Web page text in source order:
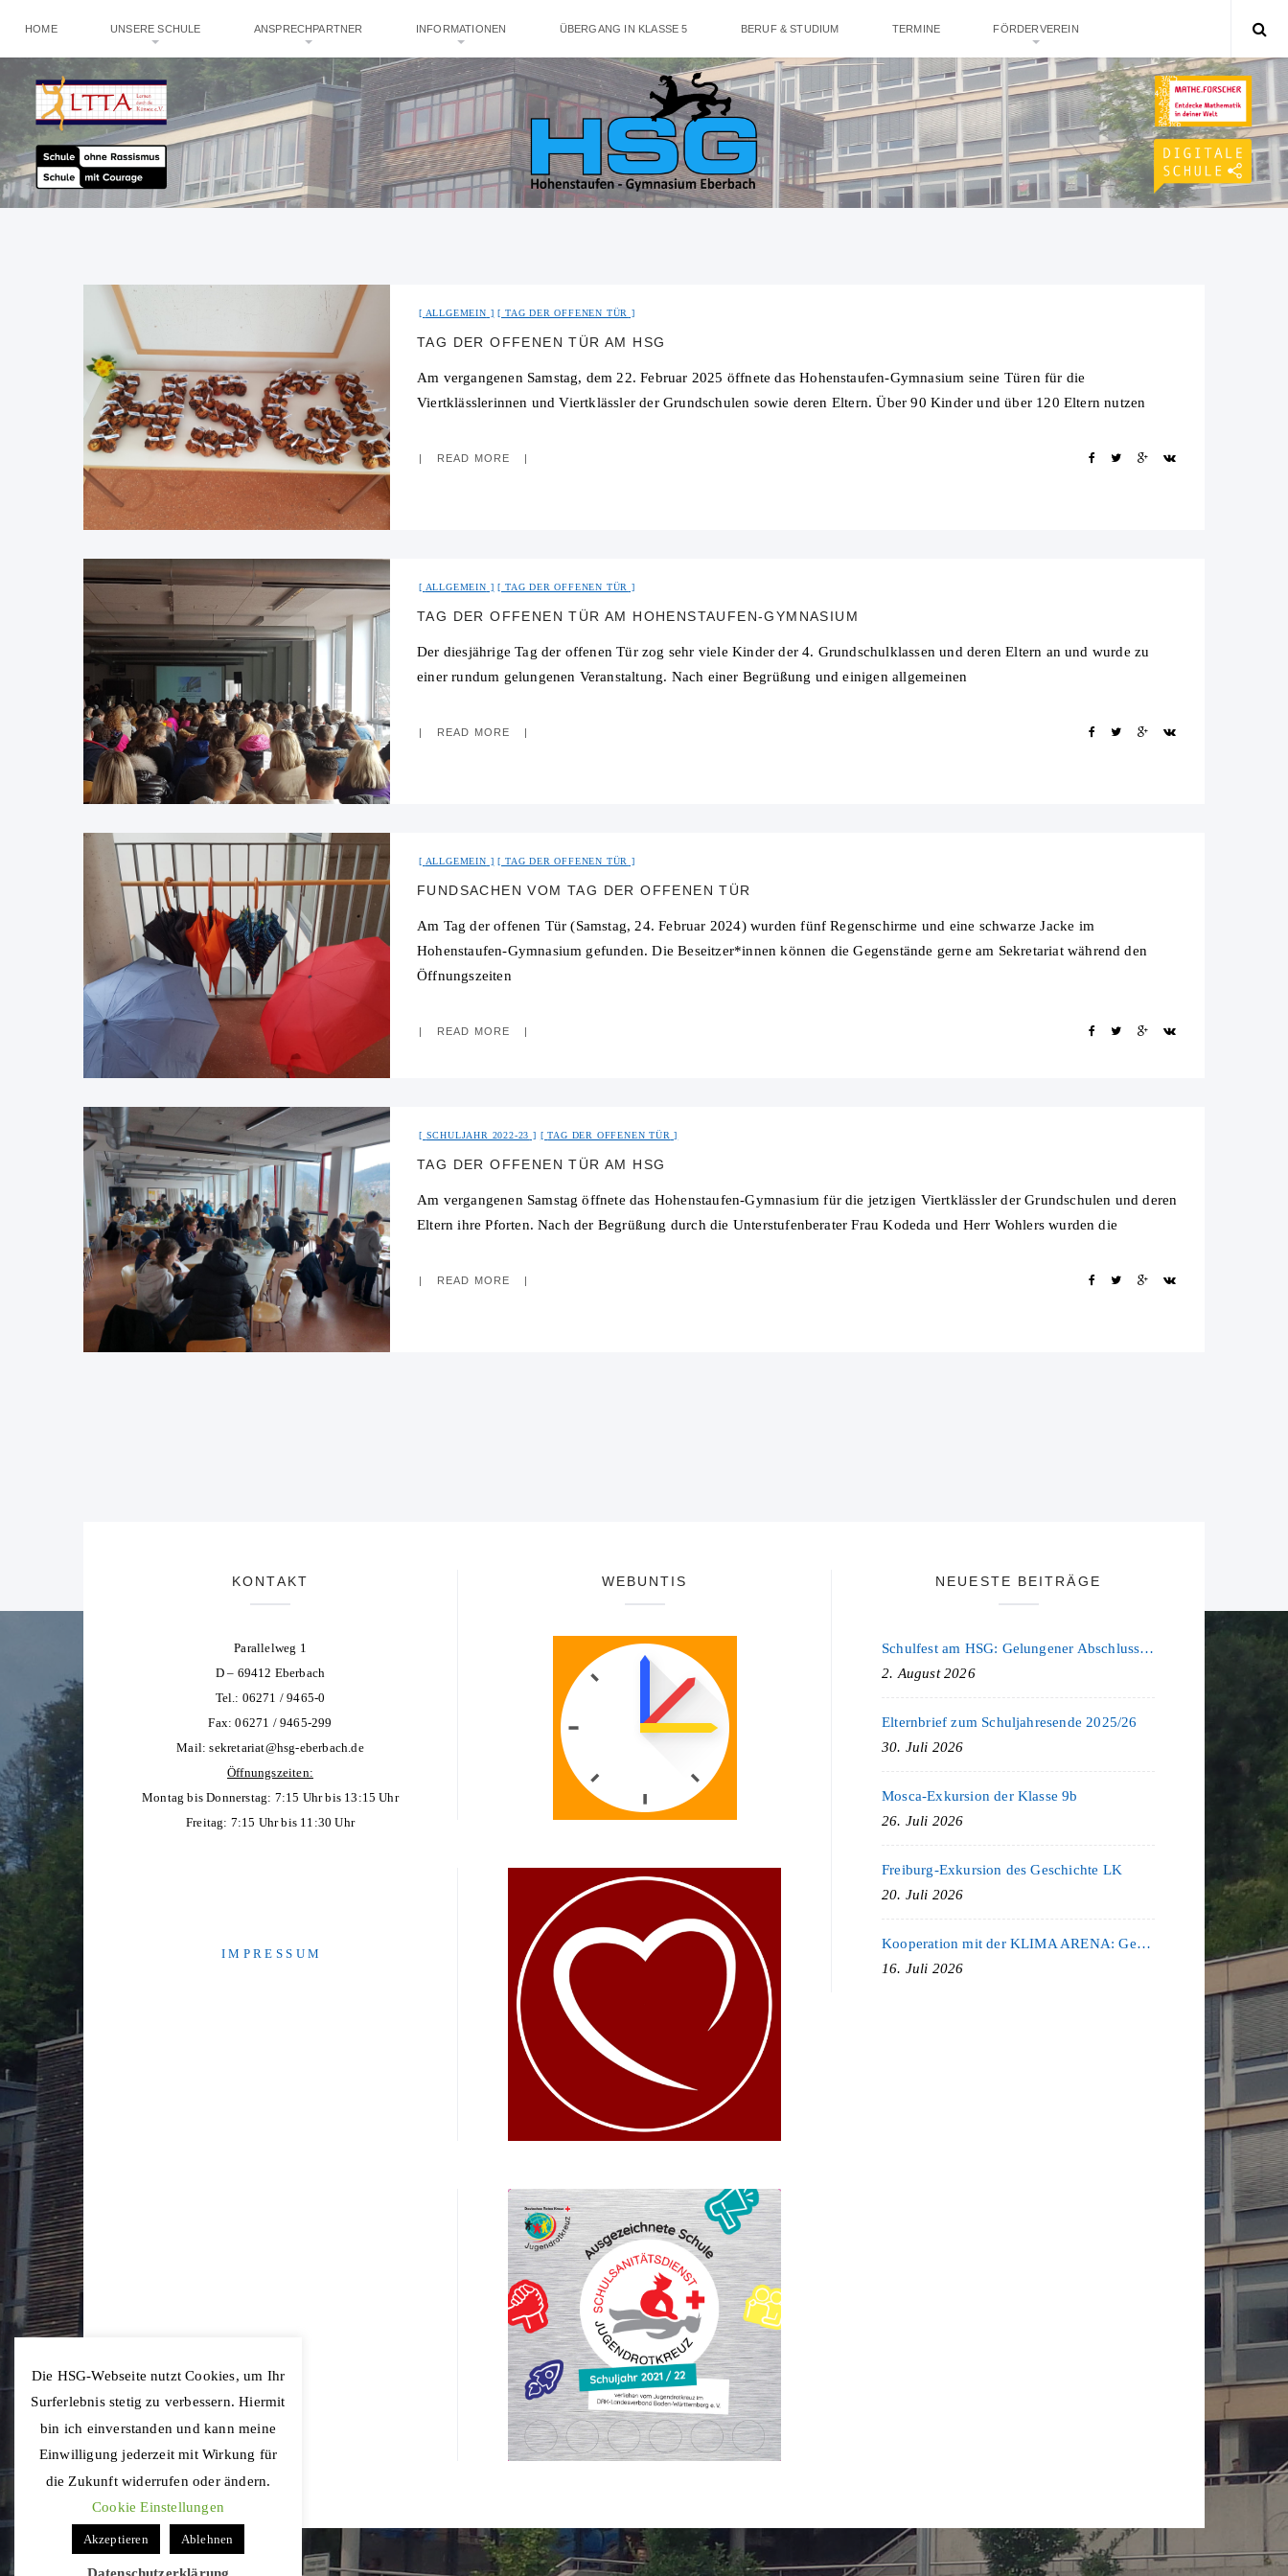
HOME UNSERE SCHULE ANSPRECHPARTNER INFORMATIONEN ÜBERGANG IN KLASSE 5 BERUF & STUDIUM TERMINE FÖRDERVEREIN
ALLGEMEIN TAG DER OFFENEN TÜR
TAG DER OFFENEN TÜR AM HSG
Am vergangenen Samstag, dem 22. Februar 2025 öffnete das Hohenstaufen-Gymnasium seine Türen für die
Viertklässlerinnen und Viertklässler der Grundschulen sowie deren Eltern. Über 90 Kinder und über 120 Eltern nutzen
READ MORE
ALLGEMEIN TAG DER OFFENEN TÜR
TAG DER OFFENEN TÜR AM HOHENSTAUFEN-GYMNASIUM
Der diesjährige Tag der offenen Tür zog sehr viele Kinder der 4. Grundschulklassen und deren Eltern an und wurde zu
einer rundum gelungenen Veranstaltung. Nach einer Begrüßung und einigen allgemeinen
READ MORE
ALLGEMEIN TAG DER OFFENEN TÜR
FUNDSACHEN VOM TAG DER OFFENEN TÜR
Am Tag der offenen Tür (Samstag, 24. Februar 2024) wurden fünf Regenschirme und eine schwarze Jacke im
Hohenstaufen-Gymnasium gefunden. Die Beseitzer*innen können die Gegenstände gerne am Sekretariat während den
Öffnungszeiten
READ MORE
SCHULJAHR 2022-23 TAG DER OFFENEN TÜR
TAG DER OFFENEN TÜR AM HSG
Am vergangenen Samstag öffnete das Hohenstaufen-Gymnasium für die jetzigen Viertklässler der Grundschulen und deren
Eltern ihre Pforten. Nach der Begrüßung durch die Unterstufenberater Frau Kodeda und Herr Wohlers wurden die
READ MORE
KONTAKT
Parallelweg 1
D – 69412 Eberbach
Tel.: 06271 / 9465-0
Fax: 06271 / 9465-299
Mail:sekretariat@hsg-eberbach.de
Öffnungszeiten:
Montag bis Donnerstag: 7:15 Uhr bis 13:15 Uhr
Freitag: 7:15 Uhr bis 11:30 Uhr
I M P R E S S U M
WEBUNTIS NEUESTE BEITRÄGE
Schulfest am HSG: Gelungener Abschluss eines ereignisreichen Schuljahres
2. August 2026
Elternbrief zum Schuljahresende 2025/26
30. Juli 2026
Mosca-Exkursion der Klasse 9b
26. Juli 2026
Freiburg-Exkursion des Geschichte LK
20. Juli 2026
Kooperation mit der KLIMA ARENA: Gemeinsam für Nachhaltigkeit und Klimaschutz
16. Juli 2026
Die HSG-Webseite nutzt Cookies, um Ihr
Surferlebnis stetig zu verbessern. Hiermit
bin ich einverstanden und kann meine
Einwilligung jederzeit mit Wirkung für
die Zukunft widerrufen oder ändern.
Cookie Einstellungen
Akzeptieren Ablehnen